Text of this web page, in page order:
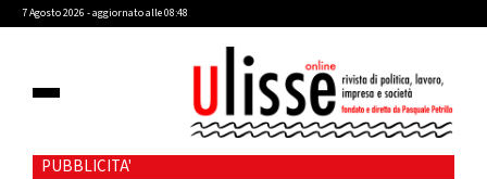
7 Agosto 2026 - aggiornato alle 08:48
PUBBLICITA'